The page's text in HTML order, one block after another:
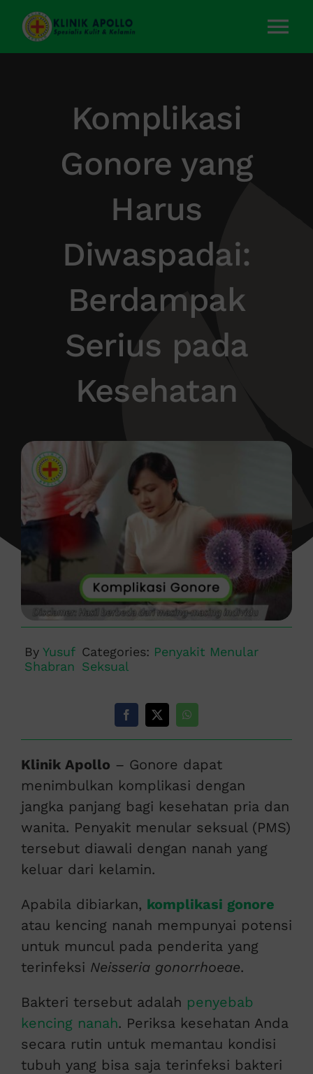
Skip
content
Layanan Kami
Tentang Kami
Kontak Kami
Komplikasi
Gonore yang
Harus
Diwaspadai:
Berdampak
Serius pada
Kesehatan
By Yusuf
Shabran
Categories: Penyakit Menular
Seksual
Klinik Apollo – Gonore dapat
menimbulkan komplikasi dengan
jangka panjang bagi kesehatan pria dan
wanita. Penyakit menular seksual (PMS)
tersebut diawali dengan nanah yang
keluar dari kelamin.
Apabila dibiarkan, komplikasi gonore
atau kencing nanah mempunyai potensi
untuk muncul pada penderita yang
terinfeksi Neisseria gonorrhoeae.
Bakteri tersebut adalah penyebab
kencing nanah. Periksa kesehatan Anda
secara rutin untuk memantau kondisi
tubuh yang bisa saja terinfeksi bakteri